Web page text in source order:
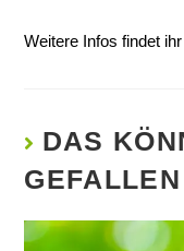
Weitere Infos findet
DAS
GEFALLEN